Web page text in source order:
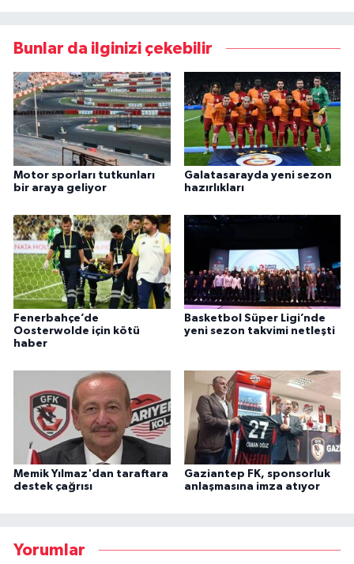
Bunlar da ilginizi çekebilir
Motor sporları tutkunları
bir araya geliyor
Galatasarayda yeni sezon
hazırlıkları
Fenerbahçe’de
Oosterwolde için kötü
haber
Basketbol Süper Ligi’nde
yeni sezon takvimi netleşti
Memik Yılmaz'dan taraftara
destek çağrısı
Gaziantep FK, sponsorluk
anlaşmasına imza atıyor
Yorumlar